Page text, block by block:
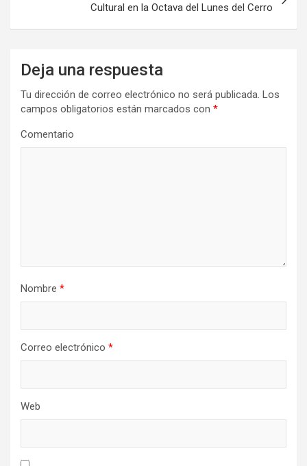
Cultural en la Octava del Lunes del Cerro
Deja una respuesta
Tu dirección de correo electrónico no será publicada. Los
campos obligatorios están marcados con *
Comentario
Nombre *
Correo electrónico *
Web